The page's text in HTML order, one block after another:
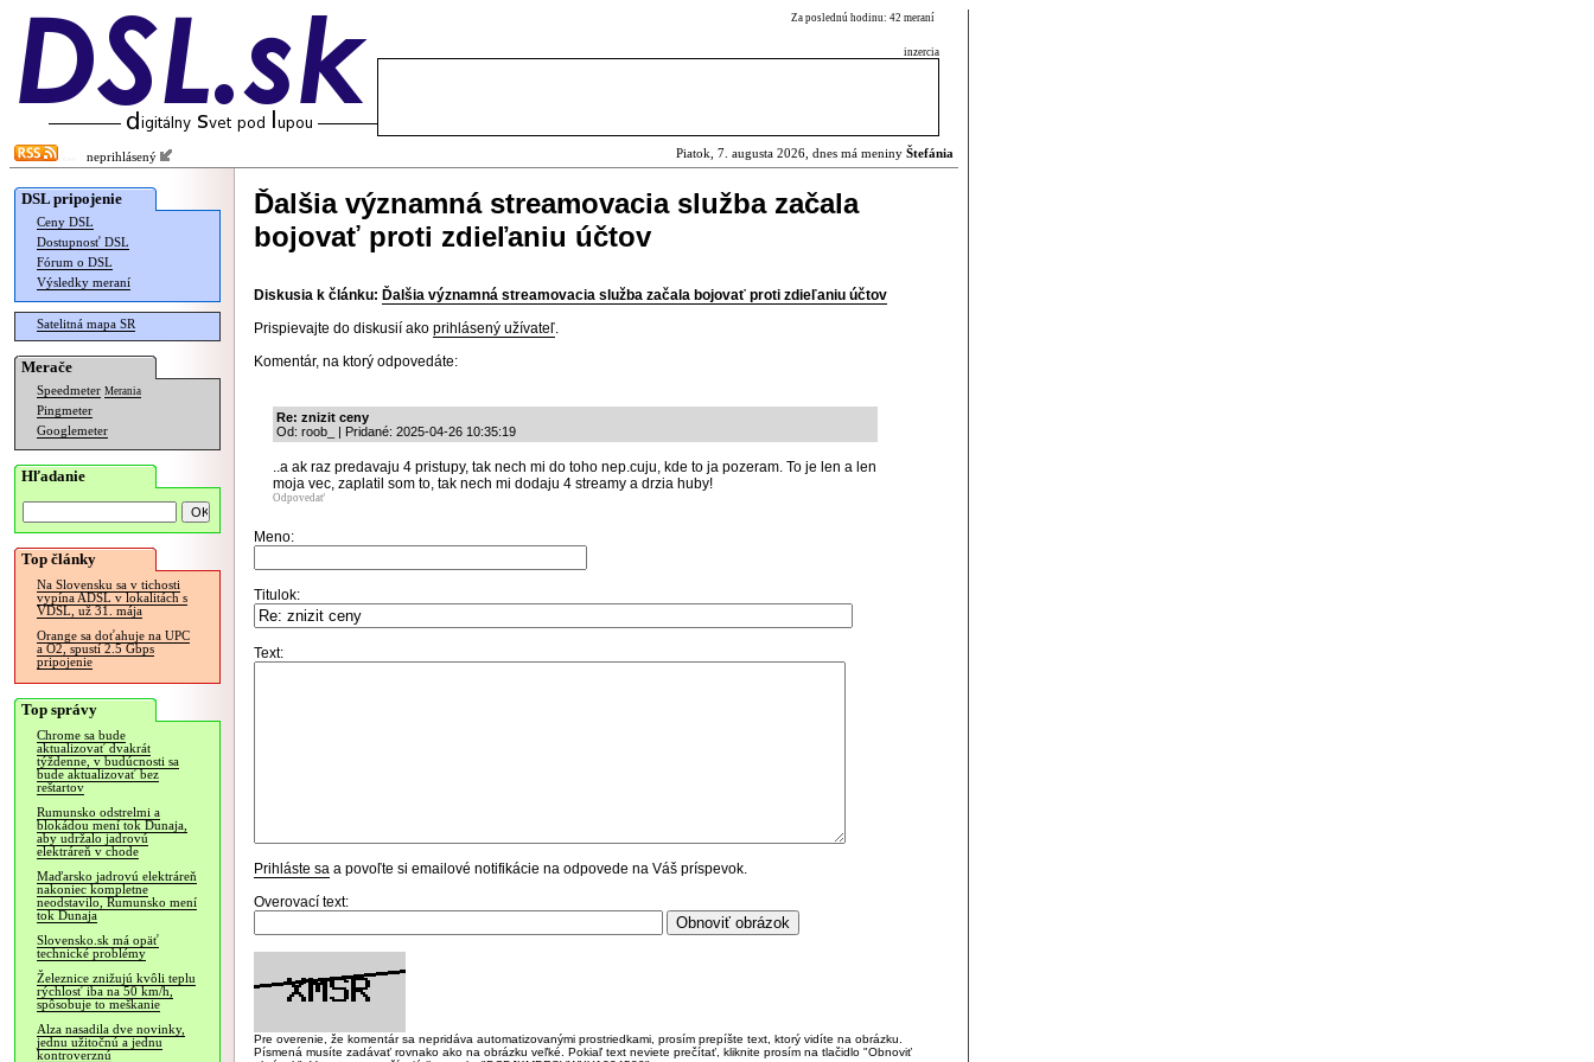
Za poslednú hodinu: 42 meraní
inzercia
neprihlásený Piatok, 7. augusta 2026, dnes má meniny Štefánia
DSL pripojenie
Ceny DSL
Dostupnosť DSL
Fórum o DSL
Výsledky meraní
Satelitná mapa SR
Merače
Speedmeter Merania
Pingmeter
Googlemeter
Hľadanie
Top články
Na Slovensku sa v tichosti
vypína ADSL v lokalitách s
VDSL, už 31. mája
Orange sa doťahuje na UPC
a O2, spustí 2.5 Gbps
pripojenie
Top správy
Chrome sa bude
aktualizovať dvakrát
týždenne, v budúcnosti sa
bude aktualizovať bez
reštartov
Rumunsko odstrelmi a
blokádou mení tok Dunaja,
aby udržalo jadrovú
elektráreň v chode
Maďarsko jadrovú elektráreň
nakoniec kompletne
neodstavilo, Rumunsko mení
tok Dunaja
Slovensko.sk má opäť
technické problémy
Železnice znižujú kvôli teplu
rýchlosť iba na 50 km/h,
spôsobuje to meškanie
Alza nasadila dve novinky,
jednu užitočnú a jednu
kontroverznú
Ďalšia významná streamovacia služba začala
bojovať proti zdieľaniu účtov
Diskusia k článku: Ďalšia významná streamovacia služba začala bojovať proti zdieľaniu účtov
Prispievajte do diskusií ako prihlásený užívateľ.
Komentár, na ktorý odpovedáte:
Re: znizit ceny
Od: roob_ | Pridané: 2025-04-26 10:35:19
..a ak raz predavaju 4 pristupy, tak nech mi do toho nep.cuju, kde to ja pozeram. To je len a len
moja vec, zaplatil som to, tak nech mi dodaju 4 streamy a drzia huby!
Odpovedať
Meno:
Titulok:
Text:
Prihláste sa a povoľte si emailové notifikácie na odpovede na Váš príspevok.
Overovací text:
Pre overenie, že komentár sa nepridáva automatizovanými prostriedkami, prosím prepíšte text, ktorý vidíte na obrázku.
Písmená musíte zadávať rovnako ako na obrázku veľké. Pokiaľ text neviete prečítať, kliknite prosím na tlačidlo "Obnoviť